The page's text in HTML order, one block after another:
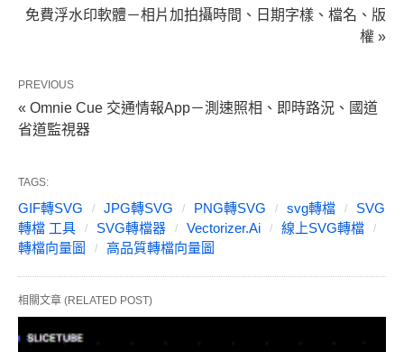
免費浮水印軟體－相片加拍攝時間、日期字樣、檔名、版
權 »
PREVIOUS
« Omnie Cue 交通情報App－測速照相、即時路況、國道
省道監視器
TAGS:
GIF轉SVG JPG轉SVG PNG轉SVG svg轉檔
SVG
轉檔 工具
SVG轉檔器 Vectorizer.Ai
線上SVG轉檔
轉檔向量圖
高品質轉檔向量圖
相關文章 (RELATED POST)